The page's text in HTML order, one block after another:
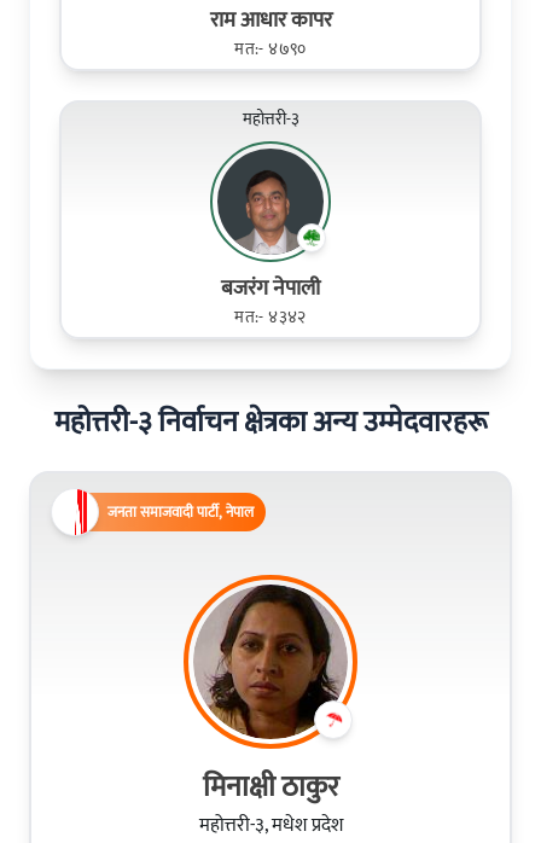
राम आधार कापर
मत:- ४७९०
महोत्तरी-३
बजरंग नेपाली
मत:- ४३४२
महोत्तरी-३ निर्वाचन क्षेत्रका अन्य उम्मेदवारहरू
जनता समाजवादी पार्टी, नेपाल
मिनाक्षी ठाकुर
महोत्तरी-३, मधेश प्रदेश